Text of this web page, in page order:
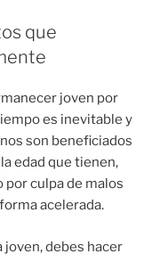
que
joven por
es inevitable y
son beneficiados
edad que tienen,
por culpa de malos
acelerada.
joven, debes hacer